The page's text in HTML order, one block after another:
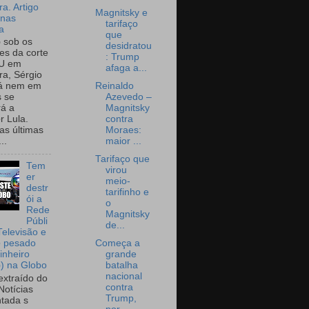
Artigo
sob os
da corte
em
Sérgio
nem em
se
a
Lula.
últimas
Tem
er
destr
ói a
Rede
Públi
e
pesado
na Globo
do
s
Magnitsky e
tarifaço
que
desidratou
: Trump
afaga a...
Reinaldo
Azevedo –
Magnitsky
contra
Moraes:
maior ...
Tarifaço que
virou
meio-
tarifinho e
o
Magnitsky
de...
Começa a
grande
batalha
nacional
contra
Trump,